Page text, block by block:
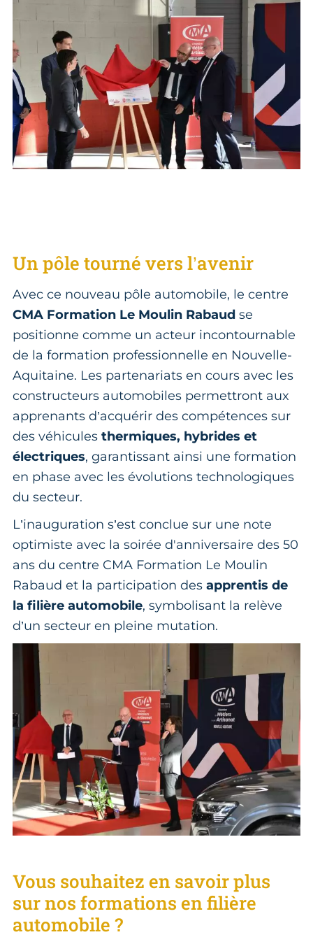
Un pôle tourné vers l’avenir
Avec ce nouveau pôle automobile, le centre
CMA Formation Le Moulin Rabaud se
positionne comme un acteur incontournable
de la formation professionnelle en Nouvelle-
Aquitaine. Les partenariats en cours avec les
constructeurs automobiles permettront aux
apprenants d’acquérir des compétences sur
des véhicules thermiques, hybrides et
électriques, garantissant ainsi une formation
en phase avec les évolutions technologiques
du secteur.
L’inauguration s’est conclue sur une note
optimiste avec la soirée d'anniversaire des 50
ans du centre CMA Formation Le Moulin
Rabaud et la participation des apprentis de
la filière automobile, symbolisant la relève
d’un secteur en pleine mutation.
Vous souhaitez en savoir plus
sur nos formations en filière
automobile ?